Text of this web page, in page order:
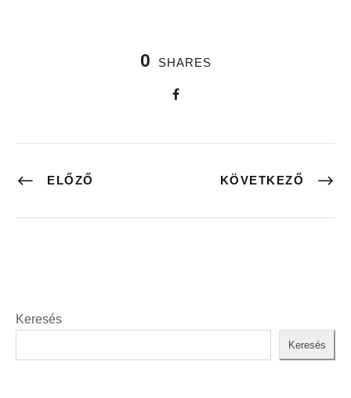
0 SHARES
ELŐZŐ KÖVETKEZŐ
Keresés
Keresés